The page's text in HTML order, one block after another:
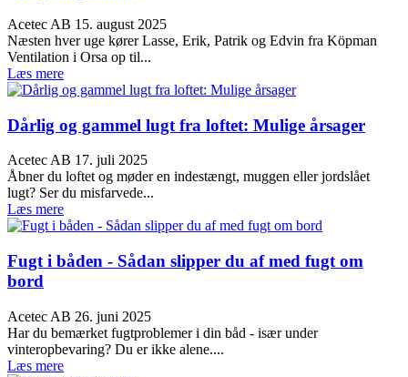
Acetec AB 15. august 2025
Næsten hver uge kører Lasse, Erik, Patrik og Edvin fra Köpman
Ventilation i Orsa op til...
Læs mere
Dårlig og gammel lugt fra loftet: Mulige årsager
Acetec AB 17. juli 2025
Åbner du loftet og møder en indestængt, muggen eller jordslået
lugt? Ser du misfarvede...
Læs mere
Fugt i båden - Sådan slipper du af med fugt om
bord
Acetec AB 26. juni 2025
Har du bemærket fugtproblemer i din båd - især under
vinteropbevaring? Du er ikke alene....
Læs mere